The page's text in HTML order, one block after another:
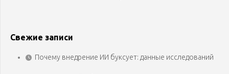
Свежие записи
Почему внедрение ИИ буксует: данные исследований